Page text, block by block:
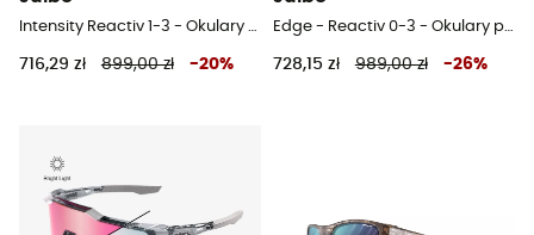
716,29 zł 899,00 zł -20% 728,15 zł 989,00 zł -26%